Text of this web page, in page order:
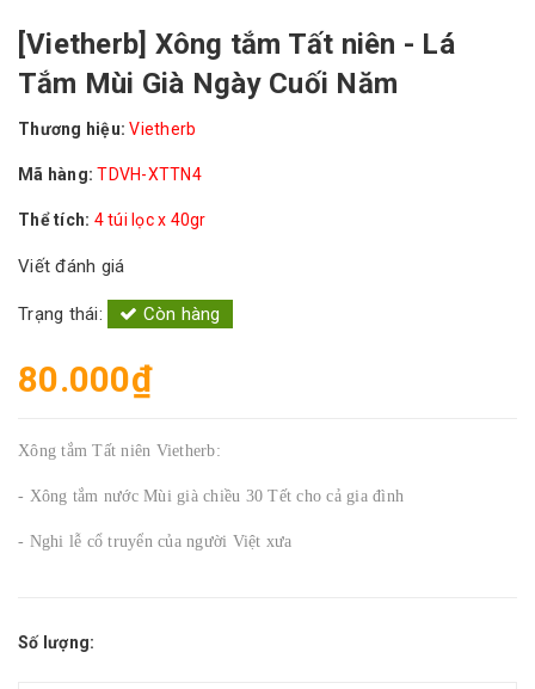
[Vietherb] Xông tắm Tất niên - Lá
Tắm Mùi Già Ngày Cuối Năm
Thương hiệu: Vietherb
Mã hàng: TDVH-XTTN4
Thể tích: 4 túi lọc x 40gr
Viết đánh giá
Trạng thái: Còn hàng
80.000₫
Xông tắm Tất niên Vietherb:
- Xông tắm nước Mùi già chiều 30 Tết cho cả gia đình
- Nghi lễ cổ truyển của người Việt xưa
Số lượng: